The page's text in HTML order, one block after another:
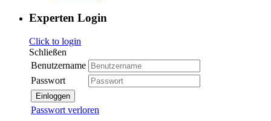
Experten Login
Click to login
Schließen
Benutzername
Passwort
Einloggen
Passwort verloren